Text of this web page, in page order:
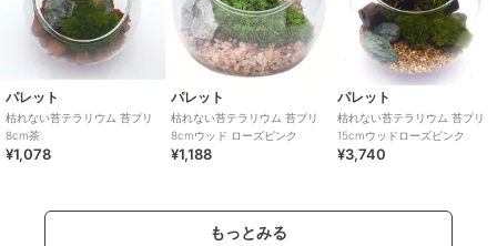
パレット
枯れない苔テラリウム 苔プリ
8cm茶
¥1,078
パレット
枯れない苔テラリウム 苔プリ
8cmウッド ローズピンク
¥1,188
パレット
枯れない苔テラリウム 苔プリ
15cmウッドローズピンク
¥3,740
もっとみる